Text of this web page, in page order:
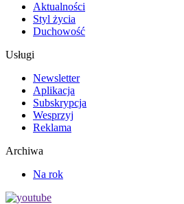
Aktualności
Styl życia
Duchowość
Usługi
Newsletter
Aplikacja
Subskrypcja
Wesprzyj
Reklama
Archiwa
Na rok